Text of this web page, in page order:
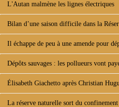
L'Autan malmène les lignes électriques
Bilan d’une saison difficile dans la
Il échappe de peu à une amende pour
Dépôts sauvages : les pollueurs vont
Élisabeth Giachetto après Christian
La réserve naturelle sort du confinement